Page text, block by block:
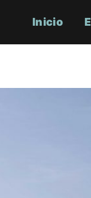
Inicio